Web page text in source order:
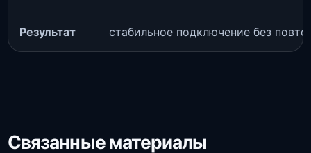
Результат стабильное подключение без
Связанные материалы